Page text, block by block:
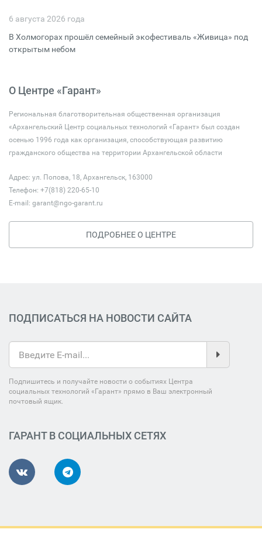
6 августа 2026 года
В Холмогорах прошёл семейный экофестиваль «Живица» под
открытым небом
О Центре «Гарант»
Региональная благотворительная общественная организация
«Архангельский Центр социальных технологий «Гарант» был создан
осенью 1996 года как организация, способствующая развитию
гражданского общества на территории Архангельской области
Адрес: ул. Попова, 18, Архангельск, 163000
Телефон: +7(818) 220-65-10
E-mail: garant@ngo-garant.ru
ПОДРОБНЕЕ О ЦЕНТРЕ
ПОДПИСАТЬСЯ НА НОВОСТИ САЙТА
Подпишитесь и получайте новости о событиях Центра
социальных технологий «Гарант» прямо в Ваш электронный
почтовый ящик.
ГАРАНТ В СОЦИАЛЬНЫХ СЕТЯХ